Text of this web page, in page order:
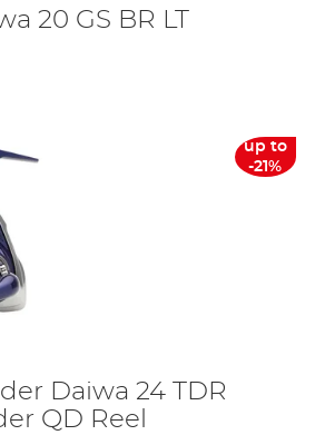
20 GS BR LT
up to
-21%
Daiwa 24 TDR
QD Reel